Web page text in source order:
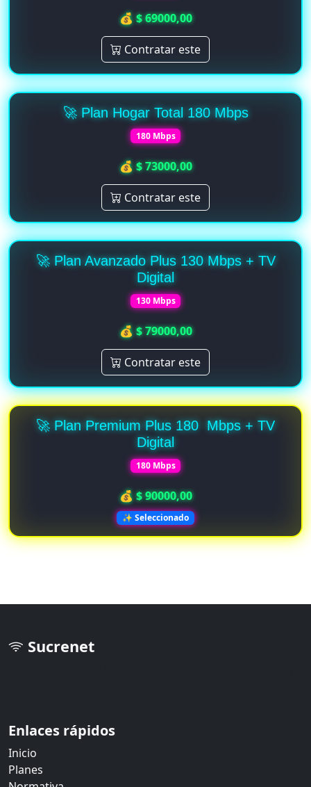
💰 $ 69000,00
Contratar este
🚀 Plan Hogar Total 180 Mbps
180 Mbps
💰 $ 73000,00
Contratar este
🚀 Plan Avanzado Plus 130 Mbps + TV
Digital
130 Mbps
💰 $ 79000,00
Contratar este
🚀 Plan Premium Plus 180 Mbps + TV
Digital
180 Mbps
💰 $ 90000,00
✨ Seleccionado
Sucrenet
Enlaces rápidos
Inicio
Planes